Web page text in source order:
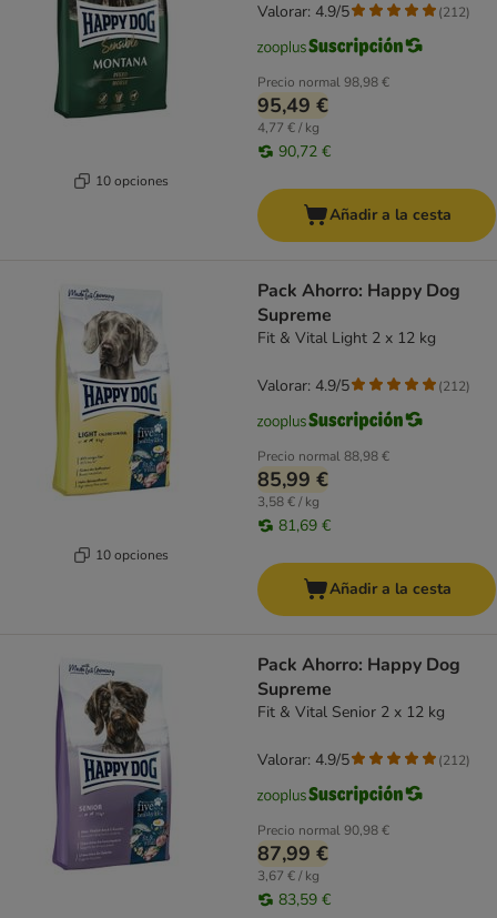
10 opciones
Precio normal98,98 €
95,49 €
4,77 € / kg
90,72 €
Valorar: 4.9/5 (212)
Añadir a la cesta
10 opciones
Pack Ahorro: Happy Dog
Supreme
Fit & Vital Light 2 x 12 kg
Precio normal88,98 €
85,99 €
3,58 € / kg
81,69 €
Valorar: 4.9/5 (212)
Añadir a la cesta
Pack Ahorro: Happy Dog
Supreme
Fit & Vital Senior 2 x 12 kg
Precio normal90,98 €
87,99 €
3,67 € / kg
83,59 €
Valorar: 4.9/5 (212)